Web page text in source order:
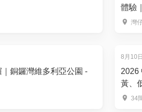
身份證明可享有白金區、金區、銀區
，享受每一刻無與倫比的精彩演出
前一小時及中場休息期間，盡情享用
間
貴賓廳與表演者見面，獲取獨家體
體驗
灣
銅鑼灣維多利亞公園 -
8月10
2026
黃、
領點
34